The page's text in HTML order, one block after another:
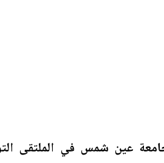
عين شمس في الملتقى